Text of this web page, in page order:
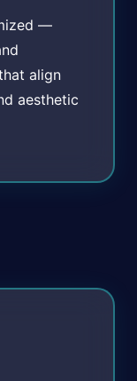
—
align
aesthetic